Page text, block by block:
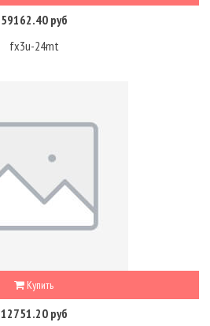
59162.40 руб
fx3u-24mt
Купить
12751.20 руб